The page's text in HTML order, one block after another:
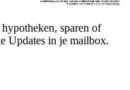
sparen of
Updates in je mailbox.